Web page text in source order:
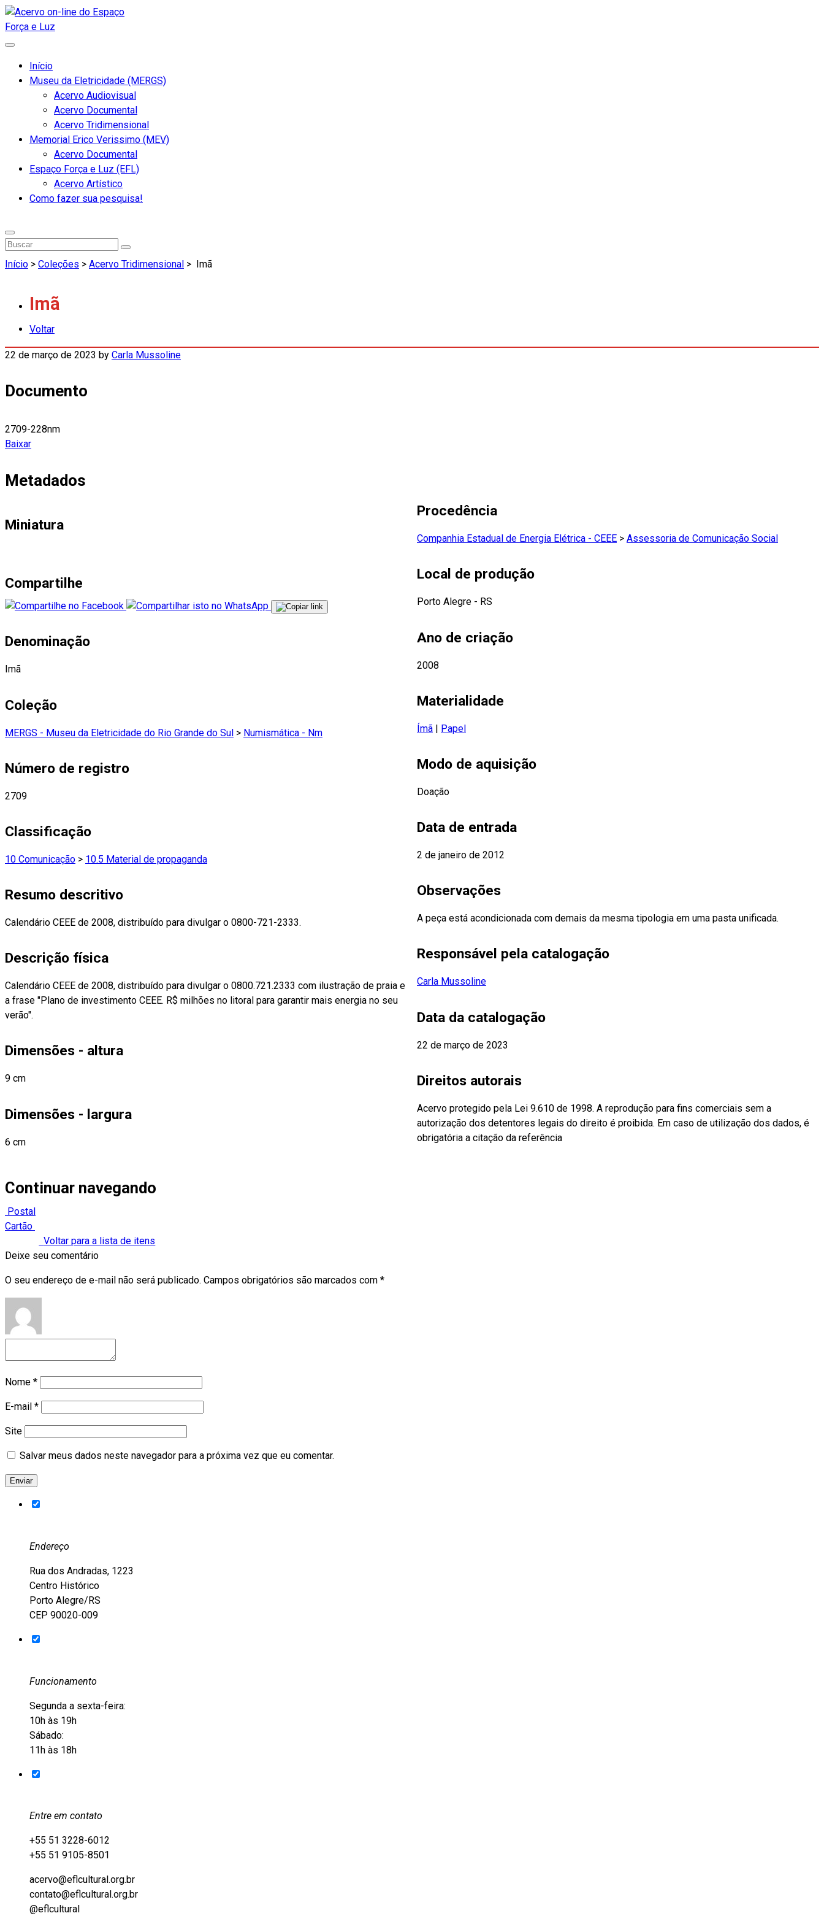
Início
Museu da Eletricidade (MERGS)
Acervo Audiovisual
Acervo Documental
Acervo Tridimensional
Memorial Erico Verissimo (MEV)
Acervo Documental
Espaço Força e Luz (EFL)
Acervo Artístico
Como fazer sua pesquisa!
Início > Coleções > Acervo Tridimensional > Imã
Imã
Voltar
22 de março de 2023 by Carla Mussoline
Documento
2709-228nm
Baixar
Metadados
Miniatura
Compartilhe
Denominação
Imã
Coleção
MERGS - Museu da Eletricidade do Rio Grande do Sul > Numismática - Nm
Número de registro
2709
Classificação
10 Comunicação > 10.5 Material de propaganda
Resumo descritivo
Calendário CEEE de 2008, distribuído para divulgar o 0800-721-2333.
Descrição física
Calendário CEEE de 2008, distribuído para divulgar o 0800.721.2333 com ilustração de praia e
a frase "Plano de investimento CEEE. R$ milhões no litoral para garantir mais energia no seu
verão".
Dimensões - altura
9 cm
Dimensões - largura
6 cm
Procedência
Companhia Estadual de Energia Elétrica - CEEE > Assessoria de Comunicação Social
Local de produção
Porto Alegre - RS
Ano de criação
2008
Materialidade
Ímã | Papel
Modo de aquisição
Doação
Data de entrada
2 de janeiro de 2012
Observações
A peça está acondicionada com demais da mesma tipologia em uma pasta unificada.
Responsável pela catalogação
Carla Mussoline
Data da catalogação
22 de março de 2023
Direitos autorais
Acervo protegido pela Lei 9.610 de 1998. A reprodução para fins comerciais sem a
autorização dos detentores legais do direito é proibida. Em caso de utilização dos dados, é
obrigatória a citação da referência
Continuar navegando
Postal
Cartão
Voltar para a lista de itens
Deixe seu comentário
O seu endereço de e-mail não será publicado. Campos obrigatórios são marcados com *
Nome *
E-mail *
Site
Salvar meus dados neste navegador para a próxima vez que eu comentar.
Endereço
Rua dos Andradas, 1223
Centro Histórico
Porto Alegre/RS
CEP 90020-009
Funcionamento
Segunda a sexta-feira:
10h às 19h
Sábado:
11h às 18h
Entre em contato
+55 51 3228-6012
+55 51 9105-8501
acervo@eflcultural.org.br
contato@eflcultural.org.br
@eflcultural